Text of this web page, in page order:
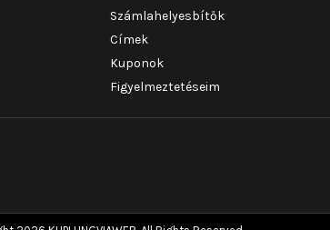
Számlahelyesbítők
Címek
Kuponok
Figyelmeztetéseim